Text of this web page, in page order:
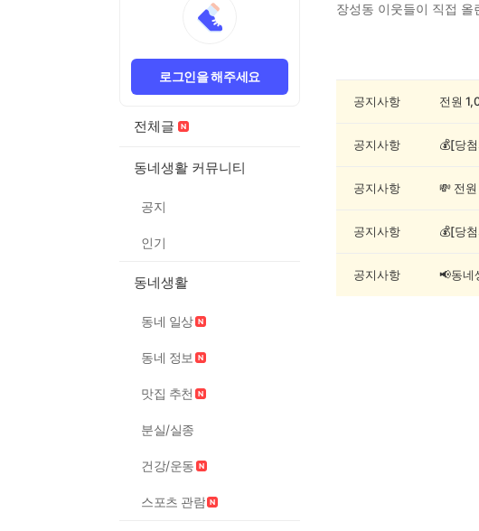
로그인을 해주세요
전체글
동네생활 커뮤니티
공지
인기
동네생활
동네 일상
동네 정보
맛집 추천
분실/실종
건강/운동
스포츠 관람
장성동 이웃들이 직접 올
동
공지사항
공지사항
공지사항
공지사항
공지사항 📢동네